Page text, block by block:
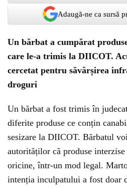
Adaugă-ne ca sursă
Un bărbat a cumpărat
care le-a trimis la DIICOT.
cercetat pentru săvârșirea
droguri
Un bărbat a fost trimis în
diferite produse ce conțin
sesizare la DIICOT. Bărbatul
autorităților că produse
oricine, într-un mod legal.
intenția inculpatului a fost doar